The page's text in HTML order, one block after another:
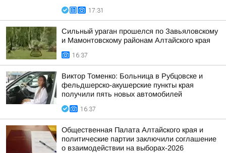
17:31
Сильный ураган прошелся по Завьяловскому
и Мамонтовскому районам Алтайского края
16:37
Виктор Томенко: Больница в Рубцовске и
фельдшерско-акушерские пункты края
получили пять новых автомобилей
16:37
Общественная Палата Алтайского края и
политические партии заключили соглашение
о взаимодействии на выборах-2026